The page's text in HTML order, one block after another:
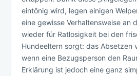
eintönig wird, legen einigen
eine gewisse Verhaltensweise an
wieder für Ratlosigkeit bei den
Hundeeltern sorgt: das Absetzen
wenn eine Bezugsperson den
Erklärung ist jedoch eine ganz